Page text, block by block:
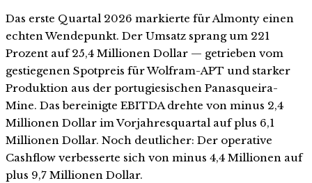
Das erste Quartal 2026 markierte für Almonty einen
echten Wendepunkt. Der Umsatz sprang um 221
Prozent auf 25,4 Millionen Dollar — getrieben vom
gestiegenen Spotpreis für Wolfram-APT und starker
Produktion aus der portugiesischen Panasqueira-
Mine. Das bereinigte EBITDA drehte von minus 2,4
Millionen Dollar im Vorjahresquartal auf plus 6,1
Millionen Dollar. Noch deutlicher: Der operative
Cashflow verbesserte sich von minus 4,4 Millionen auf
plus 9,7 Millionen Dollar.